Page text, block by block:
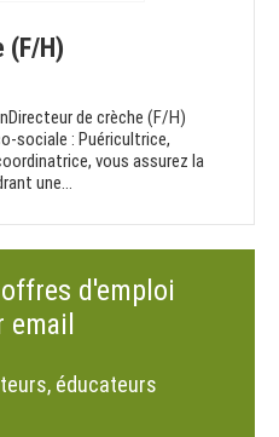
(F/H)
de crèche (F/H)
sociale : Puéricultrice,
vous assurez la
une...
d'emploi
éducateurs